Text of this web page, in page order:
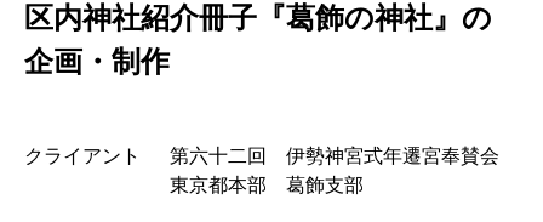
区内神社紹介冊子『葛飾の神社』の
企画・制作
クライアント
第六十二回 伊勢神宮式年遷宮奉賛会
東京都本部 葛飾支部